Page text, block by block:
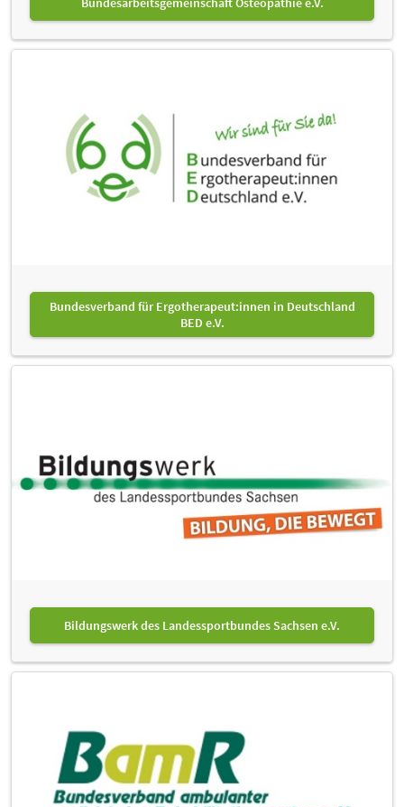
Bundesverband für Ergotherapeut:innen in Deutschland
BED e.V.
Bildungswerk des Landessportbundes Sachsen e.V.